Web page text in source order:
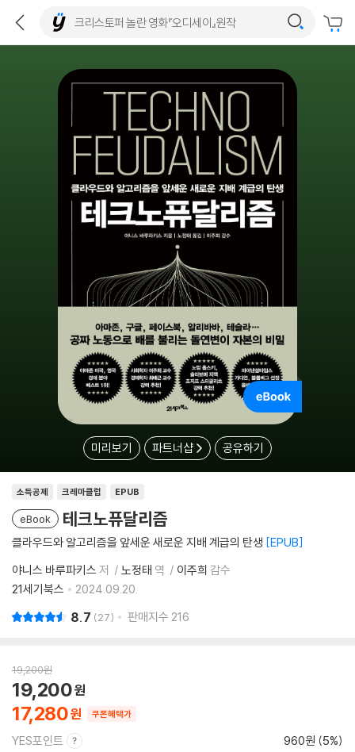
미리보기 파트너샵 공유하기
소득공제 크레마클럽 EPUB
eBook 테크노퓨달리즘
클라우드와 알고리즘을 앞세운 새로운 지배 계급의 탄생 EPUB
야니스 바루파키스 저 노정태 역 이주희 감수
21세기북스
2024.09.20.
8.7 27 판매지수 216
19,200원
17,280
19,200
쿠폰혜택가
YES포인트 960원 (5%)